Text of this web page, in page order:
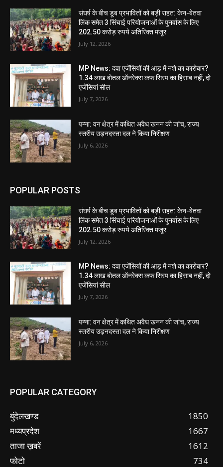
संघर्ष के बीच डूब प्रभावितों को बड़ी राहत: केन-बेतवा
लिंक समेत 3 सिंचाई परियोजनाओं के पुनर्वास के लिए
202.50 करोड़ रुपये अतिरिक्त मंजूर
July 12, 2026
MP News: दवा एजेंसियों की आड़ में नशे का कारोबार?
1.34 लाख बोतल ऑनरेक्स कफ सिरप का हिसाब नहीं, दो
एजेंसियां सील
July 7, 2026
पन्ना: वन क्षेत्र में कथित अवैध खनन की जांच, राज्य
स्तरीय उड़नदस्ता दल ने किया निरीक्षण
July 6, 2026
POPULAR POSTS
संघर्ष के बीच डूब प्रभावितों को बड़ी राहत: केन-बेतवा
लिंक समेत 3 सिंचाई परियोजनाओं के पुनर्वास के लिए
202.50 करोड़ रुपये अतिरिक्त मंजूर
July 12, 2026
MP News: दवा एजेंसियों की आड़ में नशे का कारोबार?
1.34 लाख बोतल ऑनरेक्स कफ सिरप का हिसाब नहीं, दो
एजेंसियां सील
July 7, 2026
पन्ना: वन क्षेत्र में कथित अवैध खनन की जांच, राज्य
स्तरीय उड़नदस्ता दल ने किया निरीक्षण
July 6, 2026
POPULAR CATEGORY
बुंदेलखण्ड
1850
मध्यप्रदेश
1667
ताजा ख़बरें
1612
फोटो
734